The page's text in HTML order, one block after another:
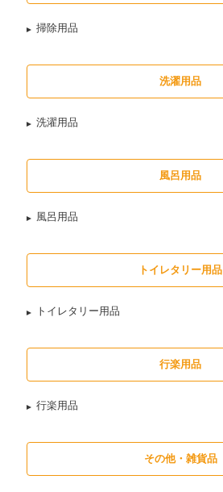
掃除用品
洗濯用品
洗濯用品
風呂用品
風呂用品
トイレタリー用品
トイレタリー用品
行楽用品
行楽用品
その他・雑貨品